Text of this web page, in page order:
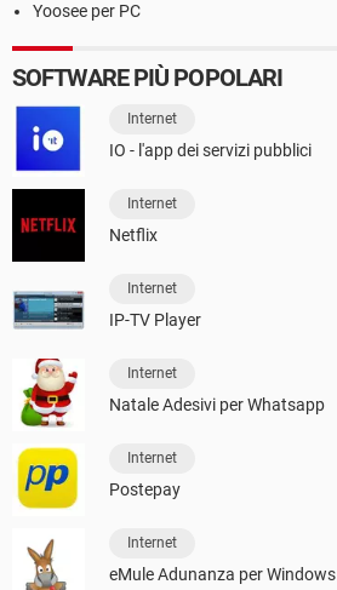
Yoosee per PC
SOFTWARE PIÙ POPOLARI
Internet
IO - l'app dei servizi pubblici
Internet
Netflix
Internet
IP-TV Player
Internet
Natale Adesivi per Whatsapp
Internet
Postepay
Internet
eMule Adunanza per Windows